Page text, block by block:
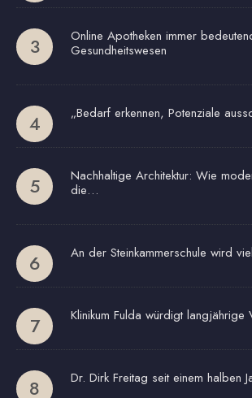
Online Apotheken immer
Gesundheitswesen
„Bedarf erkennen, Potenziale
Nachhaltige Architektur: Wie
die…
An der Steinkammerschule wird
Klinikum Fulda würdigt
Dr. Dirk Freitag seit einem halben